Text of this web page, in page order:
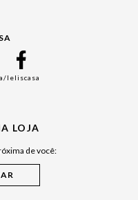
/leliscasa
LOJA
de você: